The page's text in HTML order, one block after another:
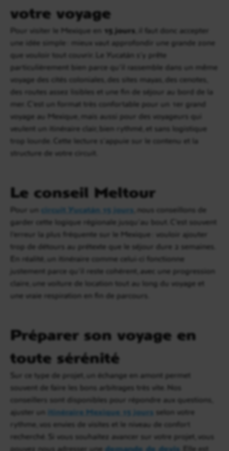
votre voyage
Pour visiter le Mexique en 15 jours , il faut donc accepter
une idée simple : mieux vaut approfondir une grande zone
que vouloir tout couvrir. Le Yucatán s’y prête
particulièrement bien parce qu’il rassemble dans un même
voyage des cités coloniales, des sites mayas, des cenotes,
des routes assez lisibles et une fin de séjour au bord de la
mer. C’est un format très confortable pour un 1er grand
voyage au Mexique, mais aussi pour des voyageurs qui
veulent un itinéraire clair, bien rythmé, et sans logistique
trop lourde. Cette lecture s’appuie sur le contenu et la
structure de votre circuit.
Le conseil Meltour
circuit Yucatán 15 jours , nous conseillons de
garder cette logique régionale jusqu’au bout. C’est souvent
l’erreur la plus fréquente sur le Mexique : vouloir ajouter
trop de détours au prétexte que le séjour dure 2 semaines.
En réalité, un itinéraire comme celui-ci fonctionne
justement parce qu’il reste cohérent, avec une progression
claire, une voiture de location tout au long du voyage et
une vraie respiration en fin de parcours.
Préparer son voyage en
toute sérénité
Sur ce type de projet, un échange en amont permet
souvent de faire les bons arbitrages très vite. Nos
conseillers sont disponibles pour répondre aux questions,
ajuster un
itinéraire Mexique 15 jours selon votre
rythme, vos envies de visites et le niveau de confort
recherché. Si vous souhaitez avancer sur votre projet, vous
pouvez nous adresser une demande de devis . Elle est